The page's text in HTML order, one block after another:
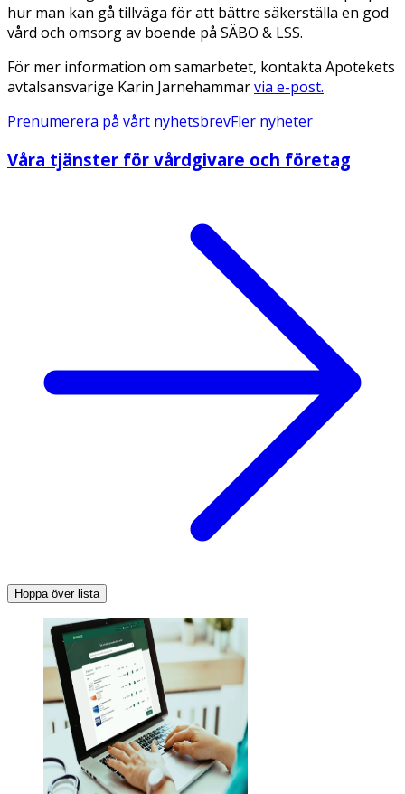
hur man kan gå tillväga för att bättre säkerställa en god
vård och omsorg av boende på SÄBO & LSS.
För mer information om samarbetet, kontakta Apotekets
avtalsansvarige Karin Jarnehammarvia e-post.
Prenumerera på vårt nyhetsbrevFler nyheter
Våra tjänster för vårdgivare och företag
Hoppa över lista